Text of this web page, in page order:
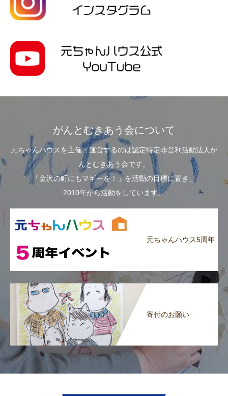
がんとむきあう会について
元ちゃんハウスを主催・運営するのは認定特定非営利活動法人が
んとむきあう会です。
「金沢の町にもマギーを！」を活動の目標に置き、
2010年から活動をしています。
元ちゃんハウス5周年
寄付のお願い